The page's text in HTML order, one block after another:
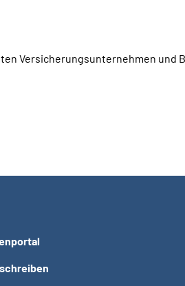
Versicherungsunternehmen